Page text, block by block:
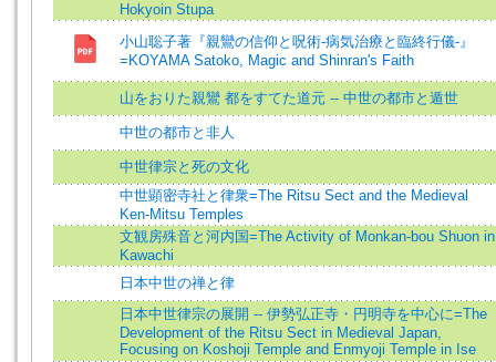
Hokyoin Stupa
小山聡子著『親鸞の信仰と呪術-病気治療と臨終行儀-』
=KOYAMA Satoko, Magic and Shinran's Faith
山をおりた親鸞 都をすてた道元 -- 中世の都市と遁世
中世の都市と非人
中世律宗と死の文化
中世顕密寺社と律衆=The Ritsu Sect and the Medieval
Ken-Mitsu Temples
文観房殊音と河内国=The Activity of Monkan-bou Shuon in
Kawachi
日本中世の禅と律
日本中世律宗の展開 -- 伊勢弘正寺・円明寺を中心に=The
Development of the Ritsu Sect in Medieval Japan,
Focusing on Koshoji Temple and Enmyoji Temple in Ise